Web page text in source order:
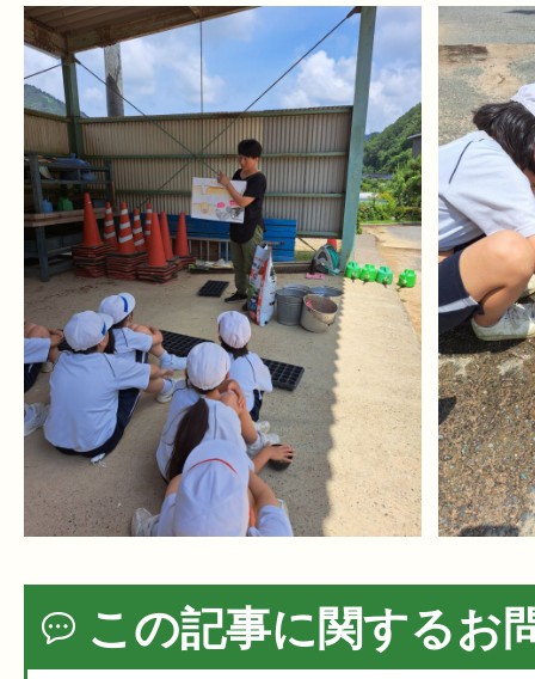
この記事に関するお